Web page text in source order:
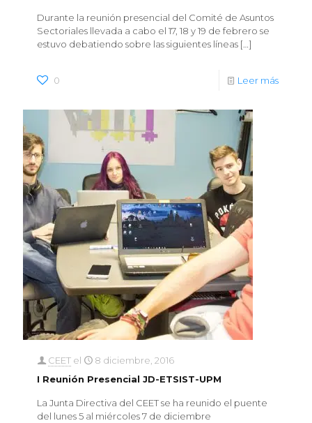
Durante la reunión presencial del Comité de Asuntos
Sectoriales llevada a cabo el 17, 18 y 19 de febrero se
estuvo debatiendo sobre las siguientes líneas […]
0 Leer más
CEET el
8 diciembre, 2016
I Reunión Presencial JD-ETSIST-UPM
La Junta Directiva del CEET se ha reunido el puente
del lunes 5 al miércoles 7 de diciembre